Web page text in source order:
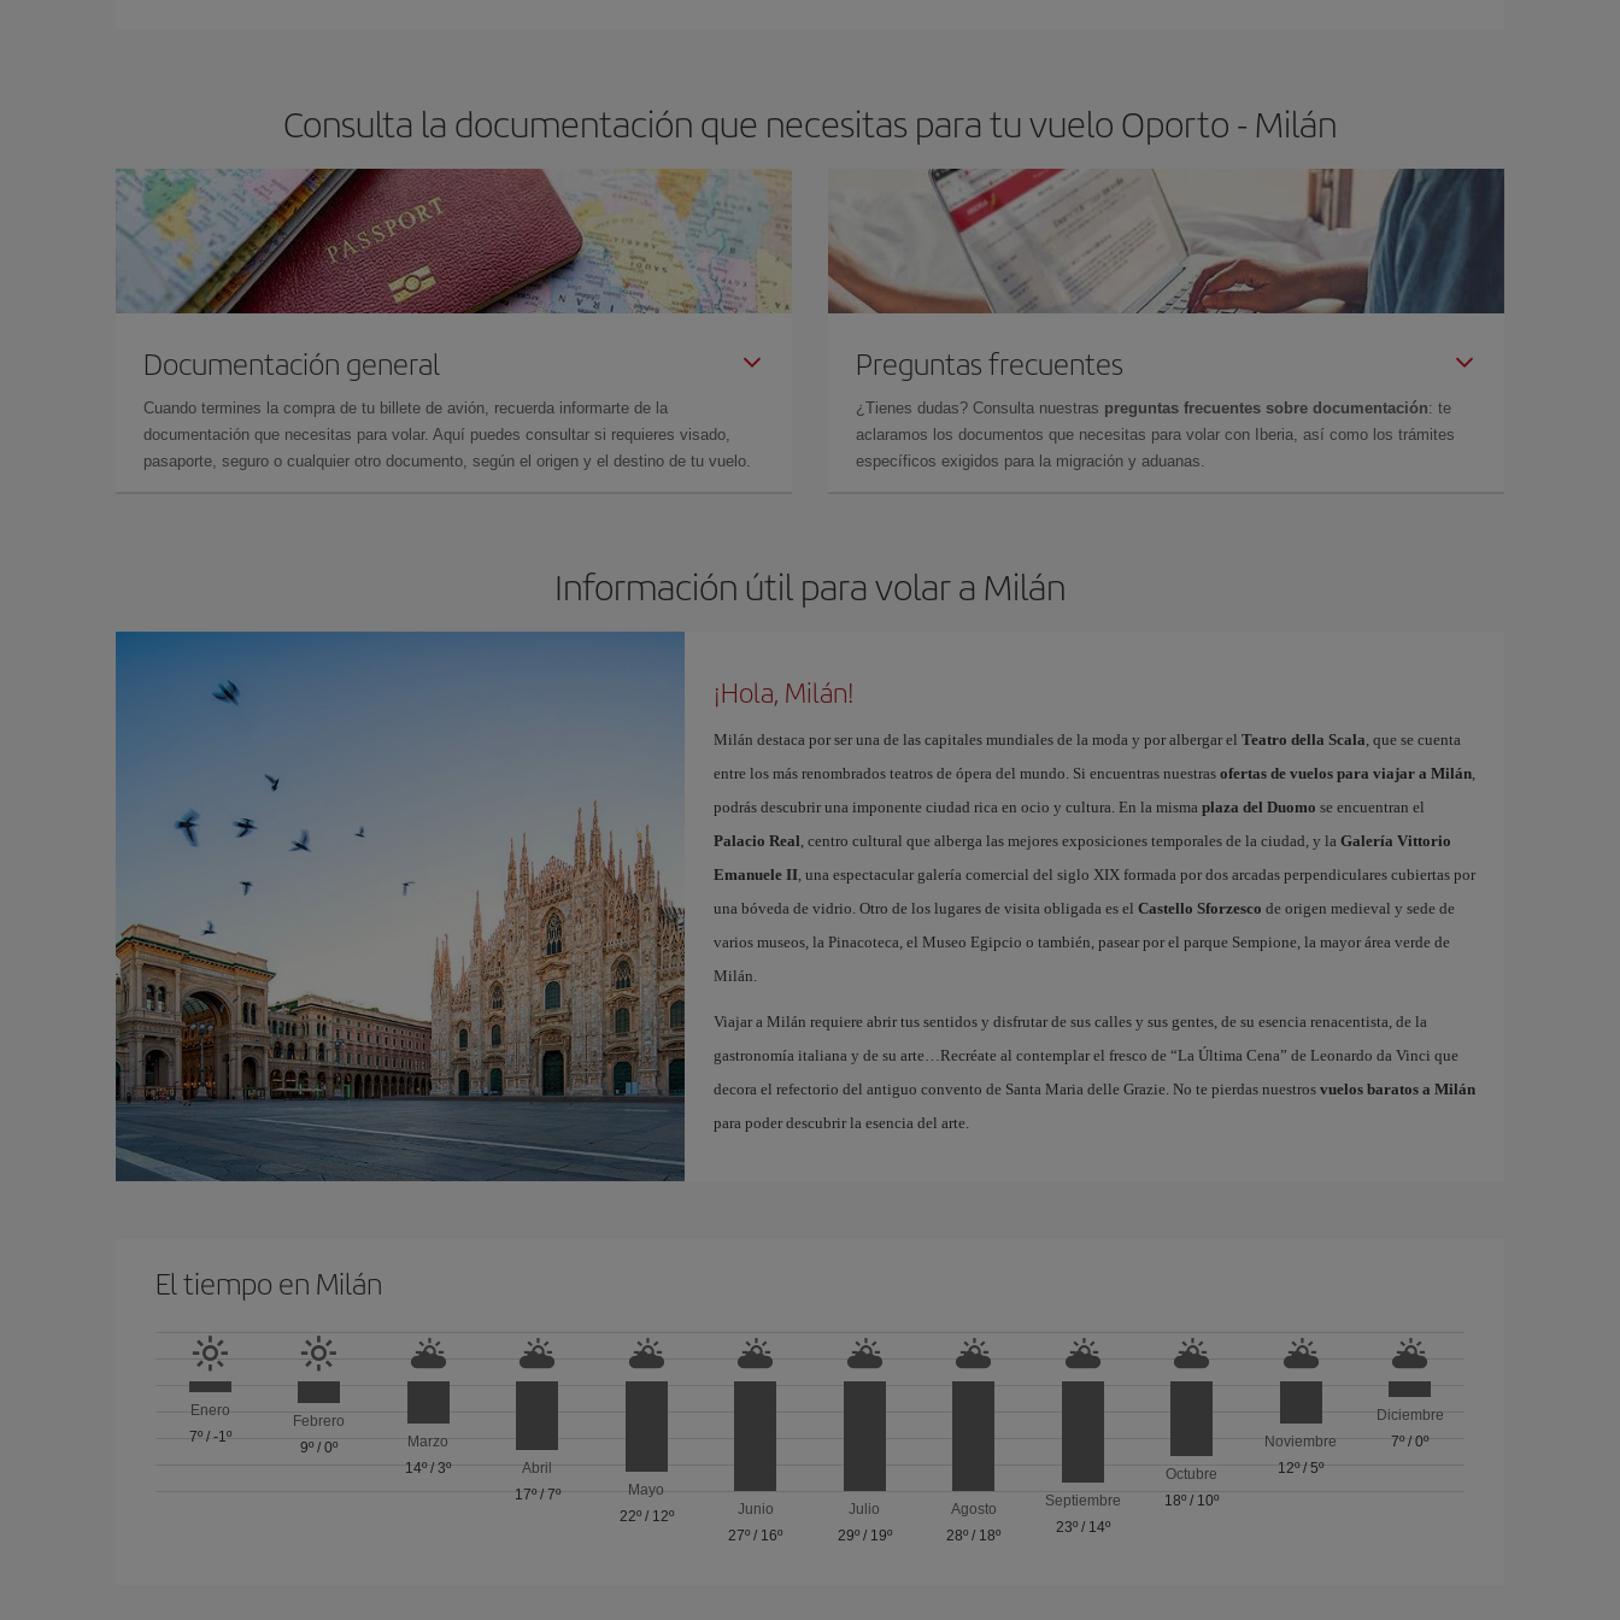
Consulta la documentación que necesitas para tu vuelo Oporto - Milán
Documentación general
Cuando termines la compra de tu billete de avión, recuerda informarte de la
documentación que necesitas para volar. Aquí puedes consultar si requieres visado,
pasaporte, seguro o cualquier otro documento, según el origen y el destino de tu vuelo.
Preguntas frecuentes
¿Tienes dudas? Consulta nuestras preguntas frecuentes sobre documentación: te
aclaramos los documentos que necesitas para volar con Iberia, así como los trámites
específicos exigidos para la migración y aduanas.
Información útil para volar a Milán
¡Hola, Milán!
Milán destaca por ser una de las capitales mundiales de la moda y por albergar el Teatro della Scala, que se cuenta
entre los más renombrados teatros de ópera del mundo. Si encuentras nuestras ofertas de vuelos para viajar a Milán,
podrás descubrir una imponente ciudad rica en ocio y cultura. En la misma plaza del Duomo se encuentran el
Palacio Real, centro cultural que alberga las mejores exposiciones temporales de la ciudad, y la Galería Vittorio
Emanuele II, una espectacular galería comercial del siglo XIX formada por dos arcadas perpendiculares cubiertas por
una bóveda de vidrio. Otro de los lugares de visita obligada es el Castello Sforzesco de origen medieval y sede de
varios museos, la Pinacoteca, el Museo Egipcio o también, pasear por el parque Sempione, la mayor área verde de
Milán.
Viajar a Milán requiere abrir tus sentidos y disfrutar de sus calles y sus gentes, de su esencia renacentista, de la
gastronomía italiana y de su arte…Recréate al contemplar el fresco de “La Última Cena” de Leonardo da Vinci que
decora el refectorio del antiguo convento de Santa Maria delle Grazie. No te pierdas nuestros vuelos baratos a Milán
para poder descubrir la esencia del arte.
El tiempo en Milán
Enero
7º/ -1º
Febrero
9º /0º
Marzo
14º/3º
Abril
17º/ 7º
Mayo
22º/ 12º
Junio
27º / 16º
Julio
29º/ 19º
Agosto
28º / 18º
Septiembre
23º/ 14º
Octubre
18º / 10º
Noviembre
12º/5º
Diciembre
7º/0º